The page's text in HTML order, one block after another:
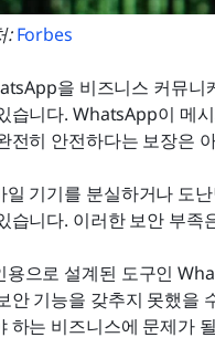
: Forbes
을 비즈니스 커뮤니
습니다. WhatsApp이 메
전히 안전하다는 보장은
일 기기를 분실하거나 도
습니다. 이러한 보안 부족
용으로 설계된 도구인
안 기능을 갖추지 못했을
하는 비즈니스에 문제가